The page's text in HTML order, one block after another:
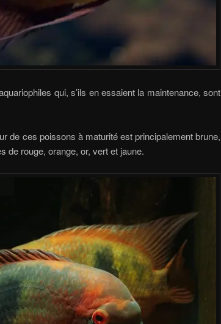
qui, s’ils en essaient la maintenance, sont
de ces poissons à maturité est principalement brune,
de rouge, orange, or, vert et jaune.